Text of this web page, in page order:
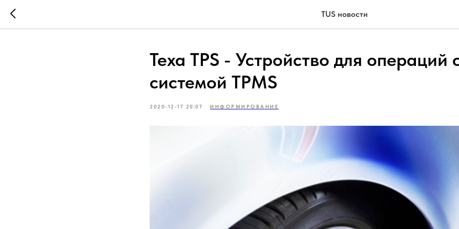
TUS новости
Texa TPS - Устройство для операций
системой TPMS
2020-12-17 20:07 ИНФОРМИРОВАНИЕ